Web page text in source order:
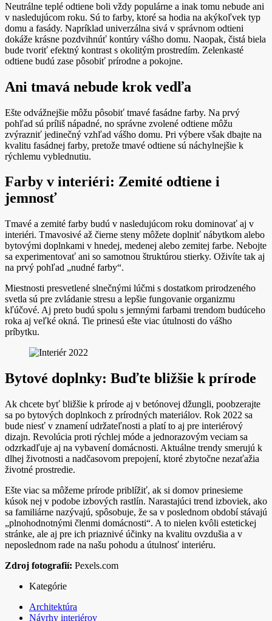
Neutrálne teplé odtiene boli vždy populárne a inak tomu nebude ani
v nasledujúcom roku. Sú to farby, ktoré sa hodia na akýkoľvek typ
domu a fasády. Napríklad univerzálna sivá v správnom odtieni
dokáže krásne pozdvihnúť kontúry vášho domu. Naopak, čistá biela
bude tvoriť efektný kontrast s okolitým prostredím. Zelenkasté
odtiene budú zase pôsobiť prírodne a pokojne.
Ani tmavá nebude krok vedľa
Ešte odvážnejšie môžu pôsobiť tmavé fasádne farby. Na prvý
pohľad sú príliš nápadné, no správne zvolené odtiene môžu
zvýrazniť jedinečný vzhľad vášho domu. Pri výbere však dbajte na
kvalitu fasádnej farby, pretože tmavé odtiene sú náchylnejšie k
rýchlemu vyblednutiu.
Farby v interiéri: Zemité odtiene i
jemnosť
Tmavé a zemité farby budú v nasledujúcom roku dominovať aj v
interiéri. Tmavosivé až čierne steny môžete doplniť nábytkom alebo
bytovými doplnkami v hnedej, medenej alebo zemitej farbe. Nebojte
sa experimentovať ani so samotnou štruktúrou stierky. Oživíte tak aj
na prvý pohľad „nudné farby“.
Miestnosti presvetlené slnečnými lúčmi s dostatkom prirodzeného
svetla sú pre zvládanie stresu a lepšie fungovanie organizmu
kľúčové. Aj preto budú spolu s jemnými farbami trendom budúceho
roka aj veľké okná. Tie prinesú ešte viac útulnosti do vášho
príbytku.
Bytové doplnky: Buďte bližšie k prírode
Ak chcete byť bližšie k prírode aj v betónovej džungli, poobzerajte
sa po bytových doplnkoch z prírodných materiálov. Rok 2022 sa
bude niesť v znamení udržateľnosti a platí to aj pre interiérový
dizajn. Revolúcia proti rýchlej móde a jednorazovým veciam sa
odzrkadľuje aj na vybavení domácnosti. Aktuálne trendy smerujú k
dlhej životnosti a nadčasovom prepojení, ktoré zbytočne nezaťažia
životné prostredie.
Ešte viac sa môžeme prírode priblížiť, ak si domov prinesieme
kúsok nej v podobe izbových rastlín. Narastajúci trend izboviek, ako
sa familiárne nazývajú, spôsobuje, že sa v poslednom období stávajú
„plnohodnotnými členmi domácnosti“. A to nielen kvôli estetickej
stránke, ale aj pre ich priaznivé účinky na kvalitu ovzdušia a v
neposlednom rade na našu pohodu a útulnosť interiéru.
Zdroj fotografií: Pexels.com
Kategórie
Architektúra
Návrhy interiérov